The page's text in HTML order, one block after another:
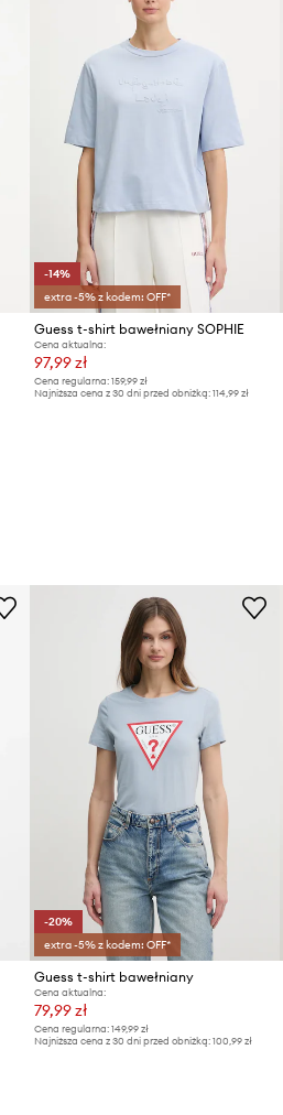
-14%
extra -5% z kodem: OFF*
Guess t-shirt bawełniany SOPHIE
Cena aktualna:
97,99 zł
Cena regularna: 159,99 zł
Najniższa cena z 30 dni przed obniżką: 114,99 zł
-20%
extra -5% z kodem: OFF*
Guess t-shirt bawełniany
Cena aktualna:
79,99 zł
Cena regularna: 149,99 zł
Najniższa cena z 30 dni przed obniżką: 100,99 zł